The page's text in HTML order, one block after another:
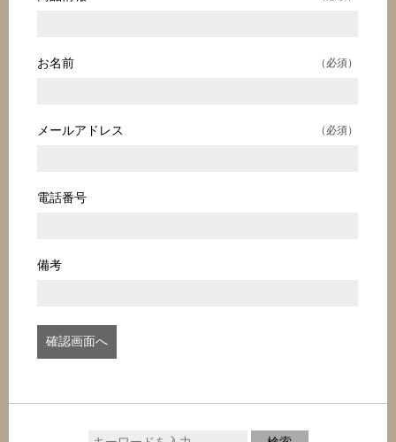
お名前 （必須）
メールアドレス （必須）
電話番号
備考